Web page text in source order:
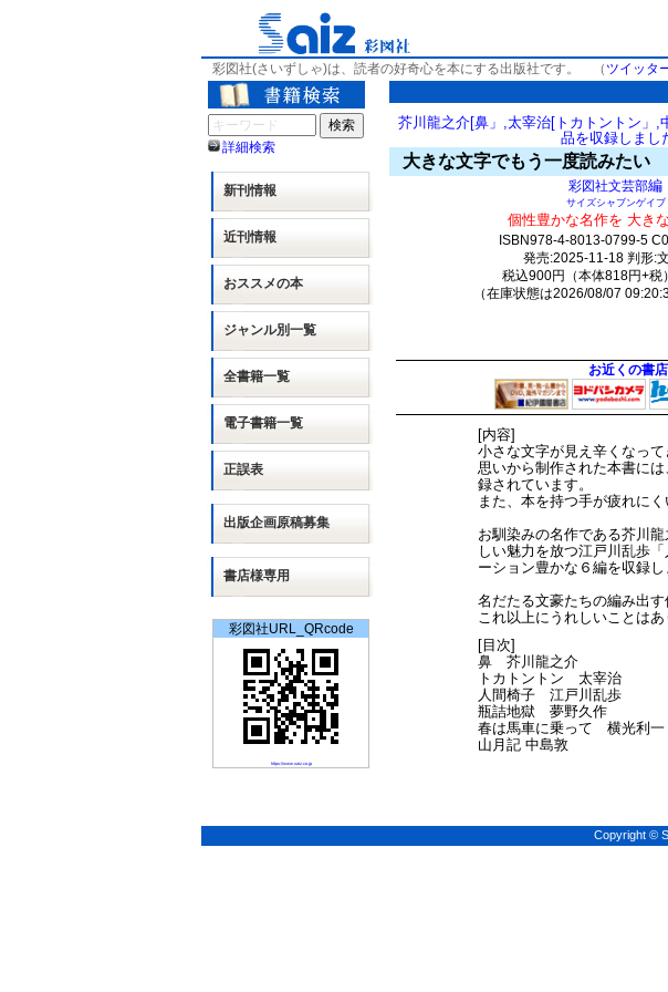
彩図社(さいずしゃ)は、読者の好奇心を本にする出版社です。
（ ツイッタ
詳細検索
新刊情報
近刊情報
おススメの本
ジャンル別一覧
全書籍一覧
電子書籍一覧
正誤表
出版企画原稿募集
書店様専用
彩図社URL_QRcode
https://www.saiz.co.jp
芥川龍之介[鼻」,太宰治[トカトントン」
品を収録しまし
大きな文字でもう一度読みたい
彩図社文芸部編
サイズシャブンゲイブ
個性豊かな名作を 大き
ISBN978-4-8013-0799-5
発売:2025-11-18 判形:
税込900円（本体818円+税
（在庫状態は2026/08/07
お近くの書
[内容]
小さな文字が見え辛くなっ
思いから制作された本書に
録されています。
また、本を持つ手が疲れに
お馴染みの名作である芥川
しい魅力を放つ江戸川乱歩
ーション豊かな６編を収録し
名だたる文豪たちの編み出
これ以上にうれしいことはあ
[目次]
鼻 芥川龍之介
トカトントン 太宰治
人間椅子 江戸川乱歩
瓶詰地獄 夢野久作
春は馬車に乗って 横光利一
山月記 中島敦
Copyright ©